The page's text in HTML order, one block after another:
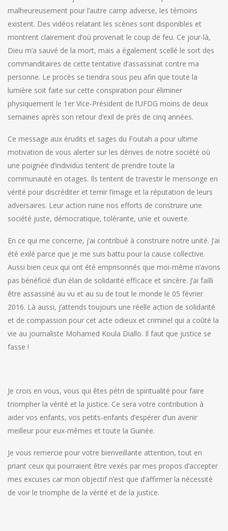
malheureusement pour l’autre camp adverse, les témoins
existent. Des vidéos relatant les scènes sont disponibles et
montrent clairement d’où provenait le coup de feu. Ce jour-là,
Dieu m’a sauvé de la mort, mais a également scellé le sort des
commanditaires de cette tentative d’assassinat contre ma
personne. Le procès se tiendra sous peu afin que toute la
lumière soit faite sur cette conspiration pour éliminer
physiquement le 1er Vice-Président de l’UFDG moins de deux
semaines après son retour d’exil de près de cinq années.
Ce message aux érudits et sages du Foutah a pour ultime
motivation de vous alerter sur les dérives de notre société où
une poignée d’individus tentent de prendre toute la
communauté en otages. Ils tentent de travestir le mensonge en
vérité pour discréditer et ternir l’image et la réputation de leurs
adversaires. Leur action ruine nos efforts de construire une
société juste, démocratique, tolérante, unie et ouverte.
En ce qui me concerne, j’ai contribué à construire notre unité. J’ai
été exilé parce que je me suis battu pour la cause collective.
Aussi bien ceux qui ont été emprisonnés que moi-même n’avons
pas bénéficié d’un élan de solidarité efficace et sincère. J’ai failli
être assassiné au vu et au su de tout le monde le 05 février
2016. Là aussi, j’attends toujours une réelle action de solidarité
et de compassion pour cet acte odieux et criminel qui a coûté la
vie au journaliste Mohamed Koula Diallo. Il faut que justice se
fasse !
Je crois en vous, vous qui êtes pétri de spiritualité pour faire
triompher la vérité et la justice. Ce sera votre contribution à
aider vos enfants, vos petits-enfants d’espérer d’un avenir
meilleur pour eux-mêmes et toute la Guinée.
Je vous remercie pour votre bienveillante attention, tout en
priant ceux qui pourraient être vexés par mes propos d’accepter
mes excuses car mon objectif n’est que d’affirmer la nécessité
de voir le triomphe de la vérité et de la justice.